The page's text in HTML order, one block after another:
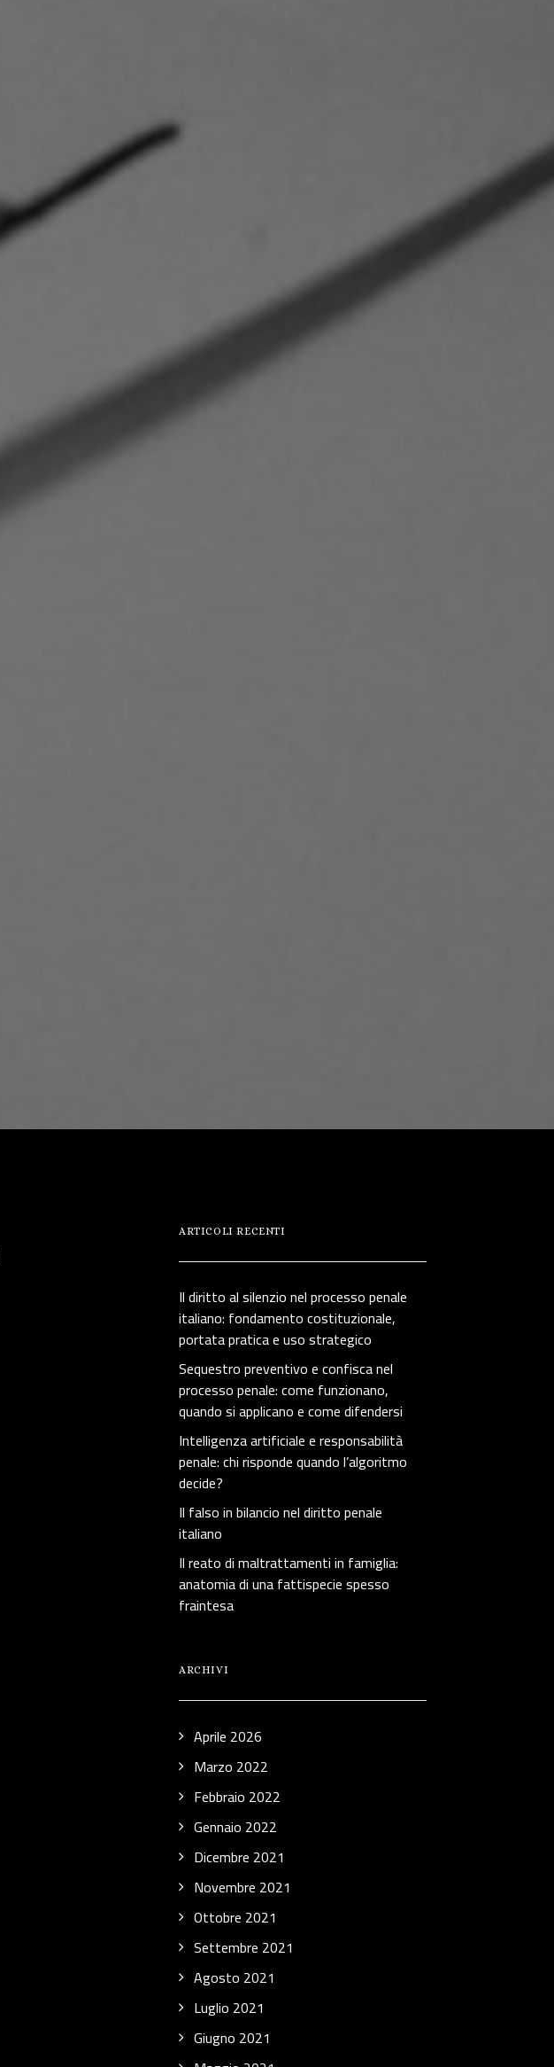
ARTICOLI RECENTI
Il diritto al silenzio nel processo penale
italiano: fondamento costituzionale,
portata pratica e uso strategico
Sequestro preventivo e confisca nel
processo penale: come funzionano,
quando si applicano e come difendersi
Intelligenza artificiale e responsabilità
penale: chi risponde quando l’algoritmo
decide?
Il falso in bilancio nel diritto penale
italiano
Il reato di maltrattamenti in famiglia:
anatomia di una fattispecie spesso
fraintesa
ARCHIVI
Aprile 2026
Marzo 2022
Febbraio 2022
Gennaio 2022
Dicembre 2021
Novembre 2021
Ottobre 2021
Settembre 2021
Agosto 2021
Luglio 2021
Giugno 2021